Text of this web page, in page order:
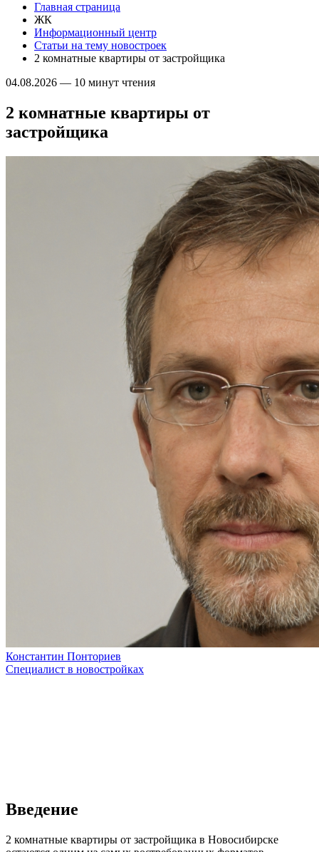
Главная страница
ЖК
Информационный центр
Статьи на тему новостроек
2 комнатные квартиры от застройщика
04.08.2026 — 10 минут чтения
2 комнатные квартиры от
застройщика
Константин Понториев
Специалист в новостройках
Введение
2 комнатные квартиры от застройщика в Новосибирске